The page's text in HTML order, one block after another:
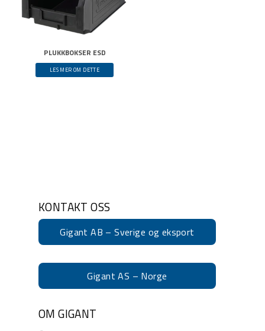
PLUKKBOKSER ESD
LES MER OM DETTE
KONTAKT OSS
Gigant AB – Sverige og eksport
Gigant AS – Norge
OM GIGANT